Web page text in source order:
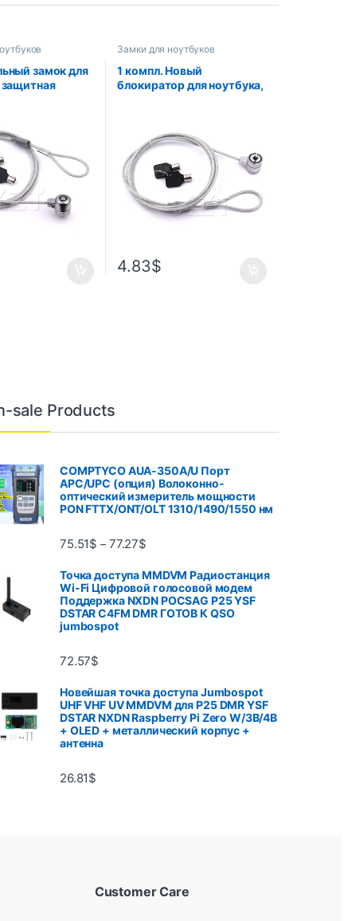
замок для
ноутбука,
с
для
ноутбука
Замки для ноутбуков
1 компл. Новый
блокиратор для ноутбука,
цепь с 2 ключами,
абсолютно новый
4.83$
sale Products
COMPTYCO AUA-350A/U Порт
APC/UPC (опция) Волоконно-
оптический измеритель мощности
PON FTTX/ONT/OLT 1310/1490/1550 нм
75.51$ – 77.27$
Точка доступа MMDVM Радиостанция
Wi-Fi Цифровой голосовой модем
Поддержка NXDN POCSAG P25 YSF
DSTAR C4FM DMR ГОТОВ К QSO
jumbospot
72.57$
Новейшая точка доступа Jumbospot
UHF VHF UV MMDVM для P25 DMR YSF
DSTAR NXDN Raspberry Pi Zero W/3B/4B
+ OLED + металлический корпус +
антенна
26.81$
Customer Care